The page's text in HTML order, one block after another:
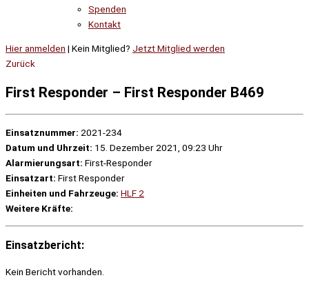
Spenden
Kontakt
Hier anmelden | Kein Mitglied? Jetzt Mitglied werden
Zurück
First Responder – First Responder B469
Einsatznummer: 2021-234
Datum und Uhrzeit: 15. Dezember 2021, 09:23 Uhr
Alarmierungsart: First-Responder
Einsatzart: First Responder
Einheiten und Fahrzeuge: HLF 2
Weitere Kräfte:
Einsatzbericht:
Kein Bericht vorhanden.